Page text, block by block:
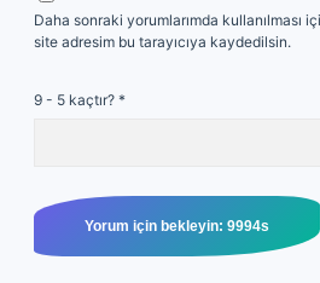
Daha sonraki yorumlarımda kullanılması
site adresim bu tarayıcıya kaydedilsin.
9 - 5 kaçtır? *